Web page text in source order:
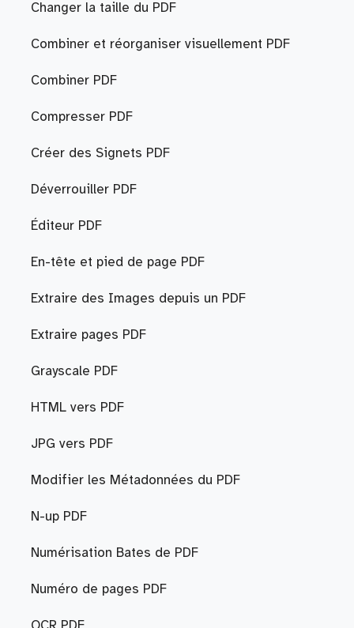
Changer la taille du PDF
Combiner et réorganiser visuellement PDF
Combiner PDF
Compresser PDF
Créer des Signets PDF
Déverrouiller PDF
Éditeur PDF
En-tête et pied de page PDF
Extraire des Images depuis un PDF
Extraire pages PDF
Grayscale PDF
HTML vers PDF
JPG vers PDF
Modifier les Métadonnées du PDF
N-up PDF
Numérisation Bates de PDF
Numéro de pages PDF